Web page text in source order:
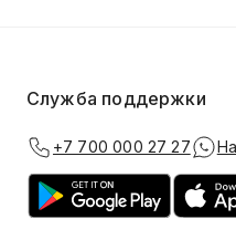
Служба поддержки
+7 700 000 27 27